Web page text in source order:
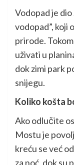
Vodopad je
vodopad”, koji
prirode.
uživati u
dok zimi park
snijegu.
Koliko košta
Ako odlučite
Mostu je
kreću se već
za noć, dok su